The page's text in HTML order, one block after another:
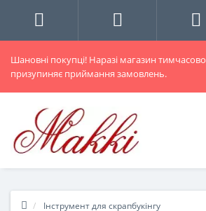
Шановні покупці! Наразі магазин тимчасово
призупиняє приймання замовлень.
Інструмент для скрапбукінгу